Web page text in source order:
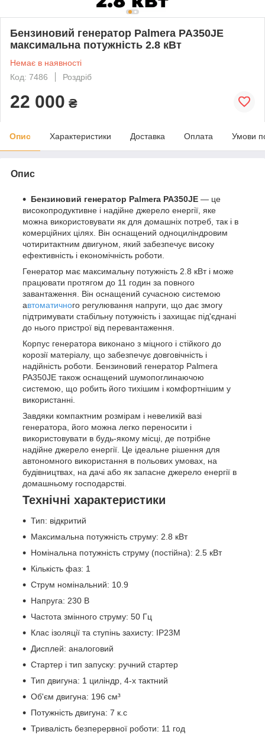
Бензиновий генератор Palmera PA350JE
максимальна потужність 2.8 кВт
Немає в наявності
Код: 7486
Роздріб
22 000 ₴
Опис Характеристики Доставка Оплата Умови
Опис
Бензиновий генератор Palmera PA350JE — це
високопродуктивне і надійне джерело енергії, яке
можна використовувати як для домашніх потреб, так і в
комерційних цілях. Він оснащений одноциліндровим
чотиритактним двигуном, який забезпечує високу
ефективність і економічність роботи.
Генератор має максимальну потужність 2.8 кВт і може
працювати протягом до 11 годин за повного
завантаження. Він оснащений сучасною системою
автоматичного регулювання напруги, що дає змогу
підтримувати стабільну потужність і захищає під'єднані
до нього пристрої від перевантаження.
Корпус генератора виконано з міцного і стійкого до
корозії матеріалу, що забезпечує довговічність і
надійність роботи. Бензиновий генератор Palmera
PA350JE також оснащений шумопоглинаючою
системою, що робить його тихішим і комфортнішим у
використанні.
Завдяки компактним розмірам і невеликій вазі
генератора, його можна легко переносити і
використовувати в будь-якому місці, де потрібне
надійне джерело енергії. Це ідеальне рішення для
автономного використання в польових умовах, на
будівництвах, на дачі або як запасне джерело енергії в
домашньому господарстві.
Технічні характеристики
Тип: відкритий
Максимальна потужність струму: 2.8 кВт
Номінальна потужність струму (постійна): 2.5 кВт
Кількість фаз: 1
Струм номінальний: 10.9
Напруга: 230 В
Частота змінного струму: 50 Гц
Клас ізоляції та ступінь захисту: IP23M
Дисплей: аналоговий
Стартер і тип запуску: ручний стартер
Тип двигуна: 1 циліндр, 4-х тактний
Об'єм двигуна: 196 см³
Потужність двигуна: 7 к.с
Тривалість безперервної роботи: 11 год